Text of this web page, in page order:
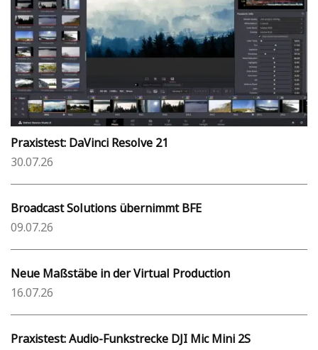
Praxistest: DaVinci Resolve 21
30.07.26
Broadcast Solutions übernimmt BFE
09.07.26
Neue Maßstäbe in der Virtual Production
16.07.26
Praxistest: Audio-Funkstrecke DJI Mic Mini 2S